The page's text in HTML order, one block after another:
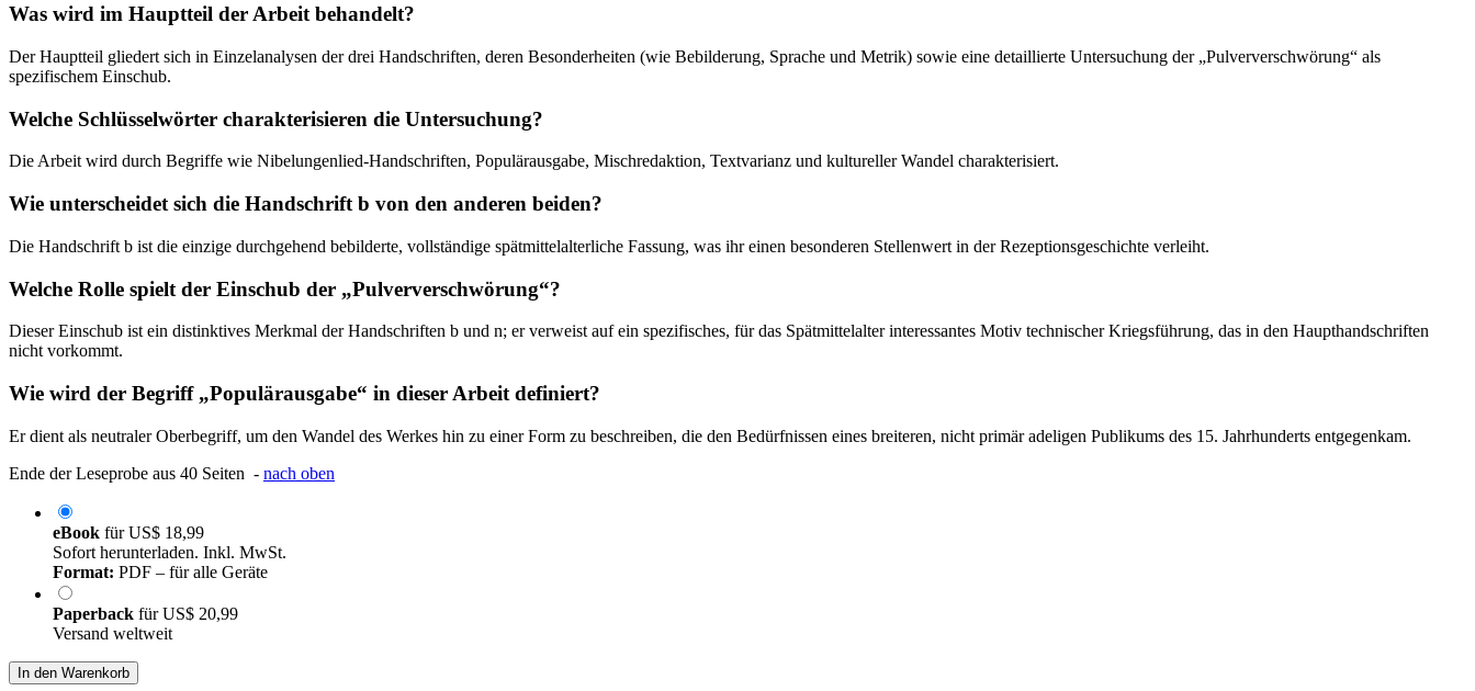
Was wird im Hauptteil der Arbeit behandelt?
Der Hauptteil gliedert sich in Einzelanalysen der drei Handschriften, deren Besonderheiten (wie Bebilderung, Sprache und Metrik) sowie eine detaillierte Untersuchung der „Pulververschwörung“ als
spezifischem Einschub.
Welche Schlüsselwörter charakterisieren die Untersuchung?
Die Arbeit wird durch Begriffe wie Nibelungenlied-Handschriften, Populärausgabe, Mischredaktion, Textvarianz und kultureller Wandel charakterisiert.
Wie unterscheidet sich die Handschrift b von den anderen beiden?
Die Handschrift b ist die einzige durchgehend bebilderte, vollständige spätmittelalterliche Fassung, was ihr einen besonderen Stellenwert in der Rezeptionsgeschichte verleiht.
Welche Rolle spielt der Einschub der „Pulververschwörung“?
Dieser Einschub ist ein distinktives Merkmal der Handschriften b und n; er verweist auf ein spezifisches, für das Spätmittelalter interessantes Motiv technischer Kriegsführung, das in den Haupthandschriften
nicht vorkommt.
Wie wird der Begriff „Populärausgabe“ in dieser Arbeit definiert?
Er dient als neutraler Oberbegriff, um den Wandel des Werkes hin zu einer Form zu beschreiben, die den Bedürfnissen eines breiteren, nicht primär adeligen Publikums des 15. Jahrhunderts entgegenkam.
Ende der Leseprobe aus 40 Seiten - nach oben
eBook fürUS$ 18,99
Sofort herunterladen. Inkl. MwSt.
Format: PDF – für alle Geräte
Paperback fürUS$ 20,99
Versand weltweit
In den Warenkorb